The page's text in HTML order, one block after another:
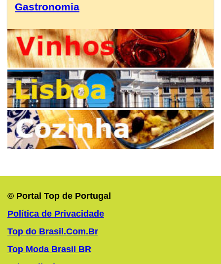
Gastronomia
© Portal Top de Portugal
Política de Privacidade
Top do Brasil.Com.Br
Top Moda Brasil BR